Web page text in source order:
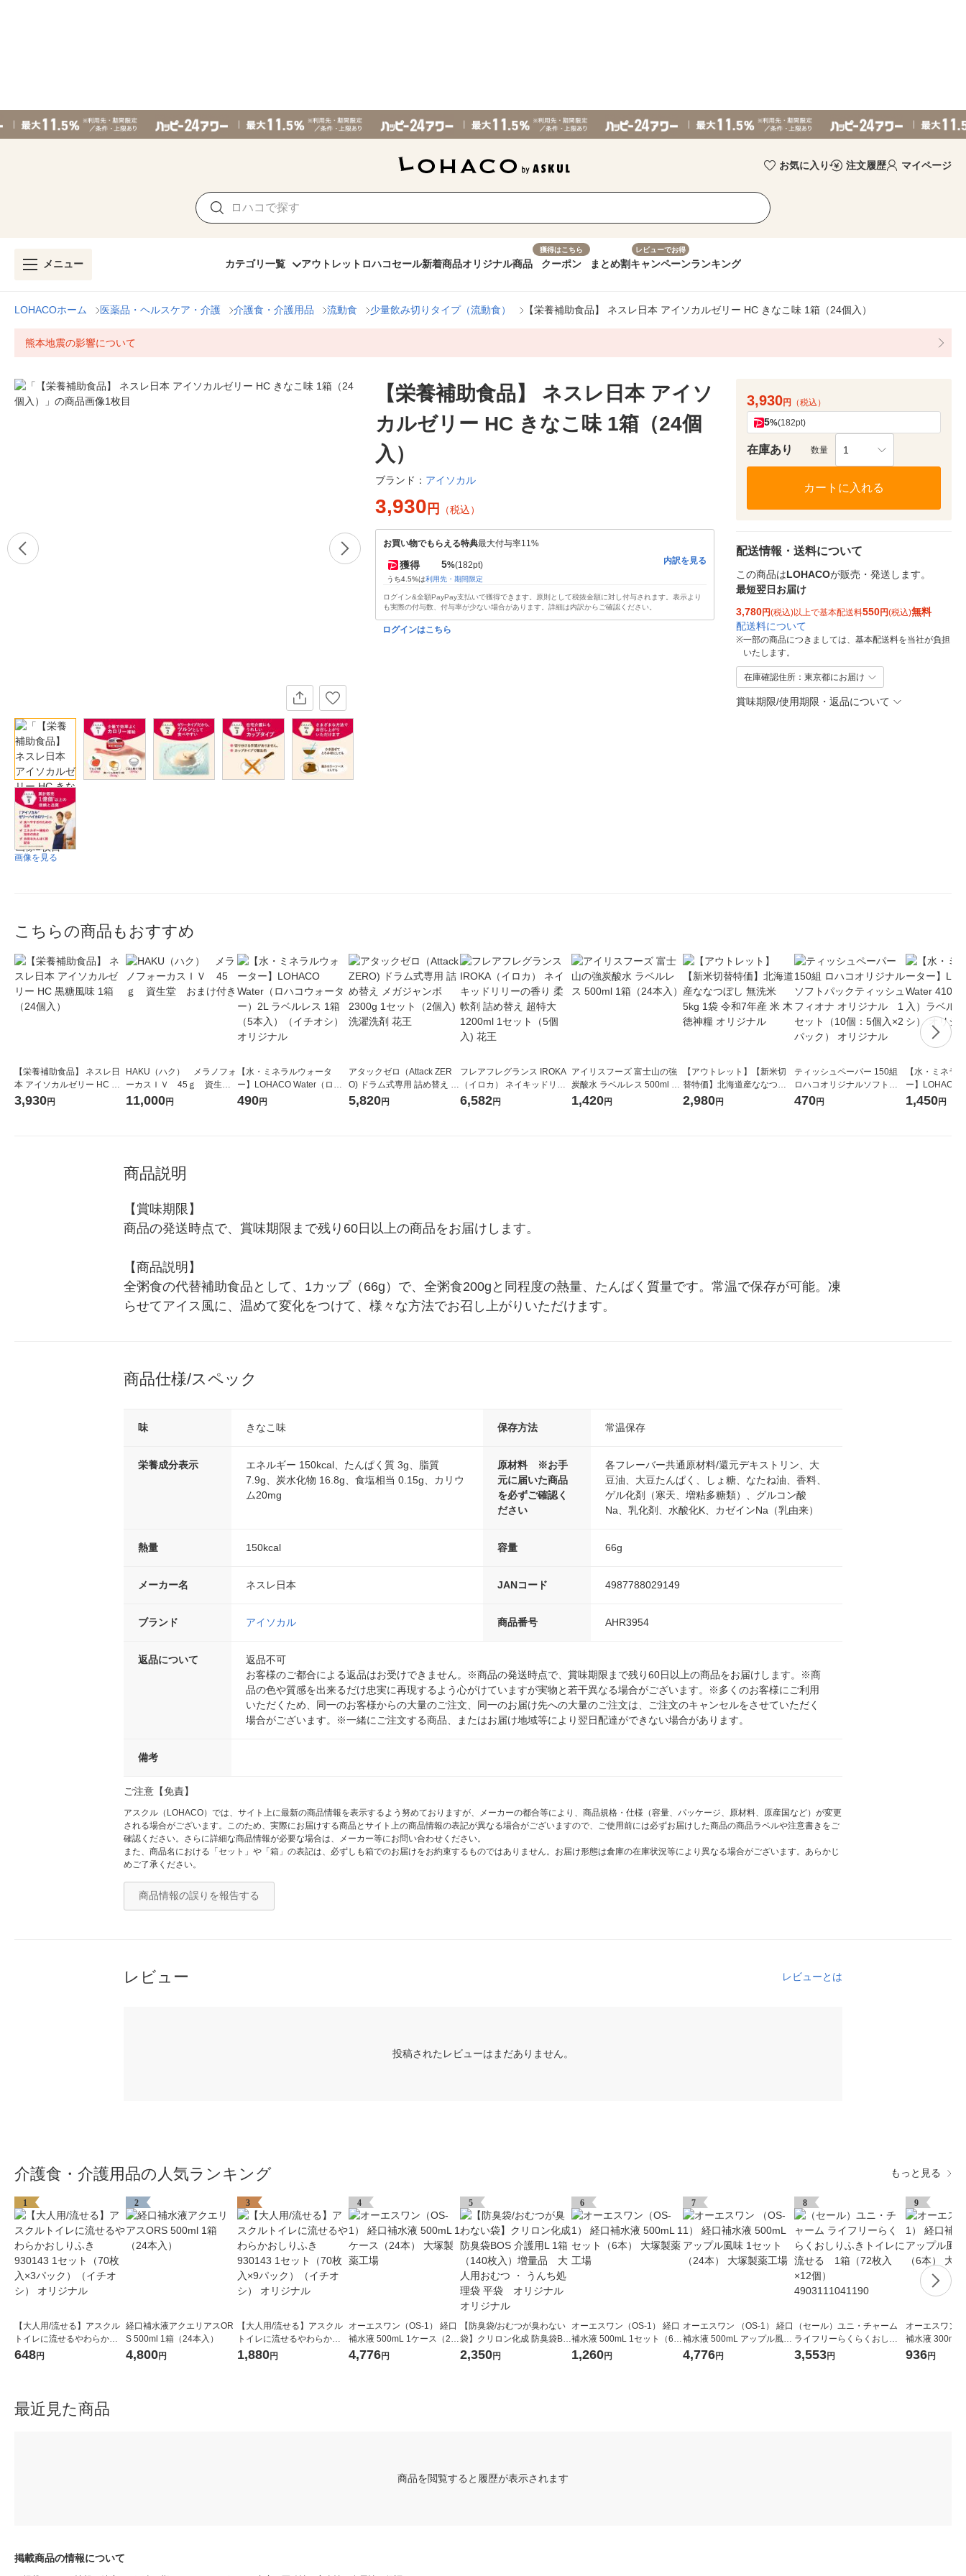
お気に入り 注文履歴 マイページ
メニュー カテゴリ一覧 アウトレット ロハコセール新着商品オリジナル商品
獲得はこちら
クーポン まとめ割
レビューでお得
キャンペーンランキング
LOHACOホーム 医薬品・ヘルスケア・介護 介護食・介護用品 流動食 少量飲み切りタイプ（流動食） 【栄養補助食品】 ネスレ日本 アイソカルゼリー HC きなこ味 1箱（24個入）
熊本地震の影響について
画像を見る
【栄養補助食品】 ネスレ日本 アイソ
カルゼリー HC きなこ味 1箱（24個
入）
ブランド： アイソカル
3,930 円 （税込）
お買い物でもらえる特典最大付与率11%
獲得 5%(182pt)
うち4.5%は利用先・期間限定
内訳を見る
ログイン&全額PayPay支払いで獲得できます。原則として税抜金額に対し付与されます。表示より
も実際の付与数、付与率が少ない場合があります。詳細は内訳からご確認ください。
ログインはこちら
3,930円 （税込）
5%(182pt)
在庫あり 数量 1
カートに入れる
配送情報・送料について
この商品はLOHACOが販売・発送します。
最短翌日お届け
3,780円(税込)以上で基本配送料550円(税込)無料
配送料について
※一部の商品につきましては、基本配送料を当社が負担
いたします。
在庫確認住所：東京都にお届け
賞味期限/使用期限・返品について
こちらの商品もおすすめ
【栄養補助食品】 ネスレ日
本 アイソカルゼリー HC 黒
糖風味 1箱（24個入）
3,930円
HAKU（ハク） メラノフォ
ーカスＩＶ 45ｇ 資生
堂 おまけ付き
11,000円
【水・ミネラルウォータ
ー】LOHACO Water（ロハ
コウォーター）2L ラベルレ
490円
アタックゼロ（Attack ZER
O) ドラム式専用 詰め替え メ
ガジャンボ 2300g 1セット
（2個入) 洗濯洗剤 花王
5,820円
フレアフレグランス IROKA
（イロカ） ネイキッドリリ
ーの香り 柔軟剤 詰め替え 超
特大 1200ml 1セット（5個
6,582円
アイリスフーズ 富士山の強
炭酸水 ラベルレス 500ml 1
箱（24本入）
1,420円
【アウトレット】【新米切
替特価】北海道産ななつぼ
し 無洗米 5kg 1袋 令和7年産
米 木徳神糧 オリジナル
2,980円
ティッシュペーパー 150組
ロハコオリジナルソフトパ
ックティッシュ フィオナ オ
470円
【水・ミネラ
ー】LOHACO
1箱（20本入
（イチオシ）
1,450円
商品説明
【賞味期限】
商品の発送時点で、賞味期限まで残り60日以上の商品をお届けします。
【商品説明】
全粥食の代替補助食品として、1カップ（66g）で、全粥食200gと同程度の熱量、たんぱく質量です。常温で保存が可能。凍
らせてアイス風に、温めて変化をつけて、様々な方法でお召し上がりいただけます。
商品仕様/スペック
味 きなこ味 保存方法 常温保存
栄養成分表示
エネルギー 150kcal、たんぱく質 3g、脂質
7.9g、炭水化物 16.8g、食塩相当 0.15g、カリウ
ム20mg
原材料 ※お手
元に届いた商品
を必ずご確認く
ださい
各フレーバー共通原材料/還元デキストリン、大
豆油、大豆たんぱく、しょ糖、なたね油、香料、
ゲル化剤（寒天、増粘多糖類）、グルコン酸
Na、乳化剤、水酸化K、カゼインNa（乳由来）
熱量 150kcal 容量 66g
メーカー名 ネスレ日本 JANコード 4987788029149
ブランド アイソカル 商品番号 AHR3954
返品について
返品不可
お客様のご都合による返品はお受けできません。※商品の発送時点で、賞味期限まで残り60日以上の商品をお届けします。※商
品の色や質感を出来るだけ忠実に再現するよう心がけていますが実物と若干異なる場合がございます。※多くのお客様にご利用
いただくため、同一のお客様からの大量のご注文、同一のお届け先への大量のご注文は、ご注文のキャンセルをさせていただく
場合がございます。※一緒にご注文する商品、またはお届け地域等により翌日配達ができない場合があります。
備考
ご注意【免責】
アスクル（LOHACO）では、サイト上に最新の商品情報を表示するよう努めておりますが、メーカーの都合等により、商品規格・仕様（容量、パッケージ、原材料、原産国など）が変更
される場合がございます。このため、実際にお届けする商品とサイト上の商品情報の表記が異なる場合がございますので、ご使用前には必ずお届けした商品の商品ラベルや注意書きをご
確認ください。さらに詳細な商品情報が必要な場合は、メーカー等にお問い合わせください。
また、商品名における「セット」や「箱」の表記は、必ずしも箱でのお届けをお約束するものではありません。お届け形態は倉庫の在庫状況等により異なる場合がございます。あらかじ
めご了承ください。
商品情報の誤りを報告する
レビュー レビューとは
投稿されたレビューはまだありません。
介護食・介護用品の人気ランキング もっと見る
1
【大人用/流せる】アスクル
トイレに流せるやわらかお
しりふき 930143 1セット
648円
2
経口補水液アクエリアスOR
S 500ml 1箱（24本入）
4,800円
3
【大人用/流せる】アスクル
トイレに流せるやわらかお
しりふき 930143 1セット
（70枚入×9パック）（イチ
1,880円
4
オーエスワン（OS-1） 経口
補水液 500mL 1ケース（24
本） 大塚製薬工場
4,776円
5
【防臭袋/おむつが臭わない
袋】クリロン化成 防臭袋BO
S 介護用L 1箱（140枚入）
増量品 大人用おむつ ・ う
2,350円
6
オーエスワン（OS-1） 経口
補水液 500mL 1セット（6
本） 大塚製薬工場
1,260円
7
オーエスワン （OS-1） 経口
補水液 500mL アップル風味
1セット（24本） 大塚製薬
工場
4,776円
8
（セール）ユニ・チャーム
ライフリーらくらくおしり
ふきトイレに流せる 1箱
（72枚入×12個） 49031110
3,553円
9
オーエスワン
補水液 300mL
1セット（6本
936円
最近見た商品
商品を閲覧すると履歴が表示されます
掲載商品の情報について